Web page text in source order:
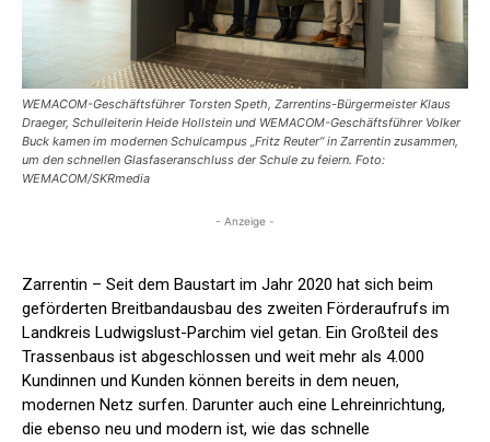
WEMACOM-Geschäftsführer Torsten Speth, Zarrentins-Bürgermeister Klaus
Draeger, Schulleiterin Heide Hollstein und WEMACOM-Geschäftsführer Volker
Buck kamen im modernen Schulcampus „Fritz Reuter“ in Zarrentin zusammen,
um den schnellen Glasfaseranschluss der Schule zu feiern. Foto:
WEMACOM/SKRmedia
- Anzeige -
Zarrentin – Seit dem Baustart im Jahr 2020 hat sich beim
geförderten Breitbandausbau des zweiten Förderaufrufs im
Landkreis Ludwigslust-Parchim viel getan. Ein Großteil des
Trassenbaus ist abgeschlossen und weit mehr als 4.000
Kundinnen und Kunden können bereits in dem neuen,
modernen Netz surfen. Darunter auch eine Lehreinrichtung,
die ebenso neu und modern ist, wie das schnelle